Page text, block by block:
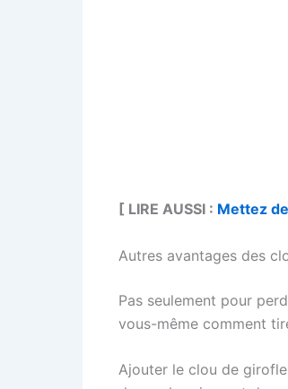
[ LIRE AUSSI : Mettez
Autres avantages des
Pas seulement pour
vous-même comment
Ajouter le clou de